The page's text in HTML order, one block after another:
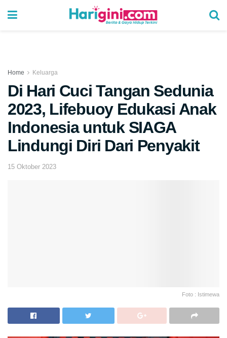
Home Keluarga
Di Hari Cuci Tangan Sedunia
2023, Lifebuoy Edukasi Anak
Indonesia untuk SIAGA
Lindungi Diri Dari Penyakit
15 Oktober 2023
Foto : Istimewa